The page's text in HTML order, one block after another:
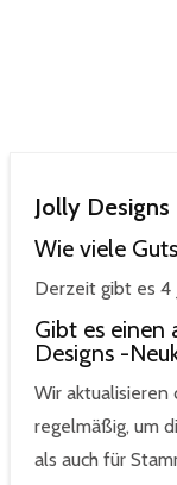
Jolly Designs
Wie viele
Derzeit gibt es 4
Gibt es einen
Designs -
Wir aktualisieren
regelmäßig, um
als auch für